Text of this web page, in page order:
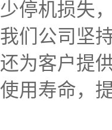
少停机损失
我们公司坚
还为客户提
使用寿命，